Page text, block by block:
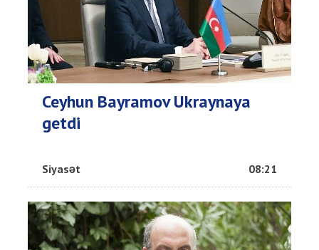
Ceyhun Bayramov Ukraynaya
getdi
Siyasət 08:21